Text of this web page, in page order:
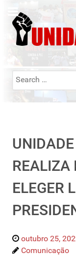
Search
REALIZA
ELEGER
outubro 25,
Comunicação